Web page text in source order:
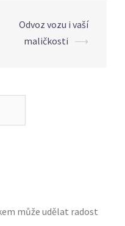
Odvoz vozu i vaší
maličkosti ⟶
může udělat radost